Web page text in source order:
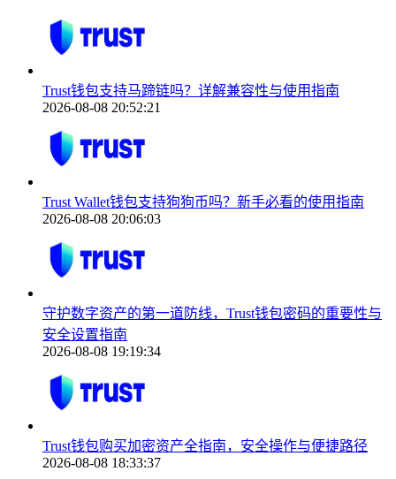
Trust钱包支持马蹄链吗？详解兼容性与使用指南
2026-08-08 20:52:21
Trust Wallet钱包支持狗狗币吗？新手必看的使用指南
2026-08-08 20:06:03
守护数字资产的第一道防线，Trust钱包密码的重要性与
安全设置指南
2026-08-08 19:19:34
Trust钱包购买加密资产全指南，安全操作与便捷路径
2026-08-08 18:33:37